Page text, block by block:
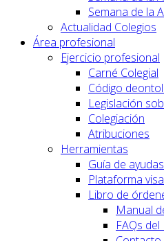
Semana de la
Actualidad Colegios
Área profesional
Ejercicio profesional
Carné Colegial
Código
Legislación
Colegiación
Atribuciones
Herramientas
Guía de
Plataforma
Libro de
Manual
FAQs